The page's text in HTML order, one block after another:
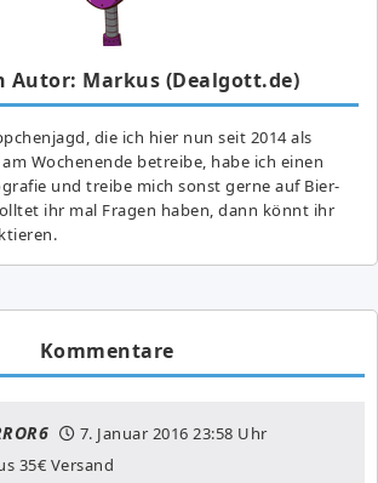
Autor: Markus (Dealgott.de)
die ich hier nun seit 2014 als
Wochenende betreibe, habe ich einen
und treibe mich sonst gerne auf Bier-
ihr mal Fragen haben, dann könnt ihr
Kommentare
7. Januar 2016 23:58 Uhr
35€ Versand